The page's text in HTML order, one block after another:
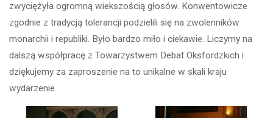
zwyciężyła ogromną wiekszością głosów. Konwentowicze
zgodnie z tradycją tolerancji podzielili się na zwolenników
monarchii i republiki. Było bardzo miło i ciekawie. Liczymy na
dalszą współpracę z Towarzystwem Debat Oksfordzkich i
dziękujemy za zaproszenie na to unikalne w skali kraju
wydarzenie.